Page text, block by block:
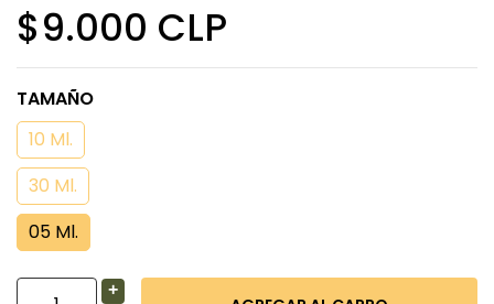
$9.000 CLP
TAMAÑO
10 Ml.
30 Ml.
05 Ml.
+